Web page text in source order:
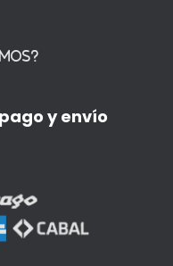
y envío